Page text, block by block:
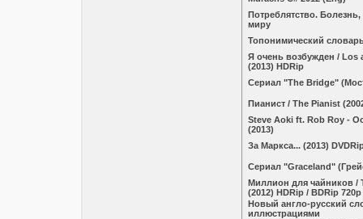
Потреблятство.
миру
Топонимический
Я очень возбужден / Los
(2013) HDRip
Сериал "The Bridge"
Пианист / The Pianist
Steve Aoki ft. Rob Roy -
(2013)
За Маркса... (2013)
Сериал "Graceland"
Миллион для чайников /
(2012) HDRip / BDRip
Новый англо-русский
иллюстрациями